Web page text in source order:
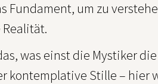
Fundament, um zu
was einst die Mystiker
kontemplative Stille – hier